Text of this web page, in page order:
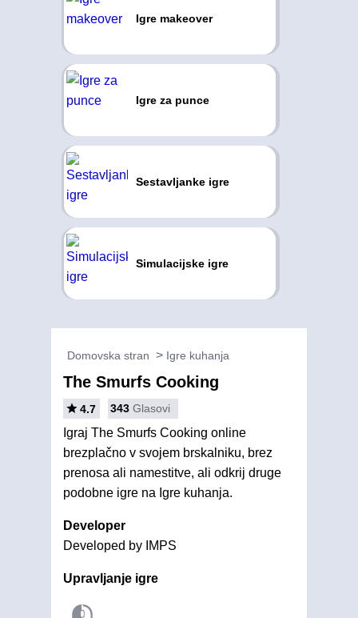
Igre makeover
Igre za punce
Sestavljanke igre
Simulacijske igre
Domovska stran Igre kuhanja
The Smurfs Cooking
4.7 343 Glasovi
Igraj The Smurfs Cooking online
brezplačno v svojem brskalniku, brez
prenosa ali namestitve, ali odkrij druge
podobne igre na Igre kuhanja.
Developer
Developed by IMPS
Upravljanje igre